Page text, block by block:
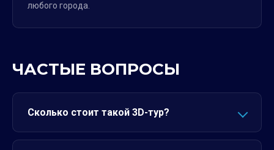
любого города.
ЧАСТЫЕ ВОПРОСЫ
Сколько стоит такой 3D-тур?